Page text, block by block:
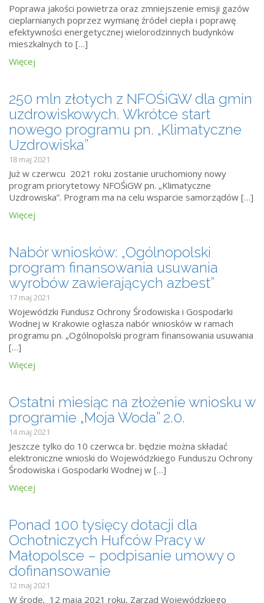
Poprawa jakości powietrza oraz zmniejszenie emisji gazów
cieplarnianych poprzez wymianę źródeł ciepła i poprawę
efektywności energetycznej wielorodzinnych budynków
mieszkalnych to […]
Więcej
250 mln złotych z NFOŚiGW dla gmin
uzdrowiskowych. Wkrótce start
nowego programu pn. „Klimatyczne
Uzdrowiska”
18 maj 2021
Już w czerwcu 2021 roku zostanie uruchomiony nowy
program priorytetowy NFOŚiGW pn. „Klimatyczne
Uzdrowiska”. Program ma na celu wsparcie samorządów […]
Więcej
Nabór wniosków: „Ogólnopolski
program finansowania usuwania
wyrobów zawierających azbest”
17 maj 2021
Wojewódzki Fundusz Ochrony Środowiska i Gospodarki
Wodnej w Krakowie ogłasza nabór wniosków w ramach
programu pn. „Ogólnopolski program finansowania usuwania
[…]
Więcej
Ostatni miesiąc na złożenie wniosku w
programie „Moja Woda” 2.0.
14 maj 2021
Jeszcze tylko do 10 czerwca br. będzie można składać
elektroniczne wnioski do Wojewódzkiego Funduszu Ochrony
Środowiska i Gospodarki Wodnej w […]
Więcej
Ponad 100 tysięcy dotacji dla
Ochotniczych Hufców Pracy w
Małopolsce – podpisanie umowy o
dofinansowanie
12 maj 2021
W środę, 12 maja 2021 roku, Zarząd Wojewódzkiego